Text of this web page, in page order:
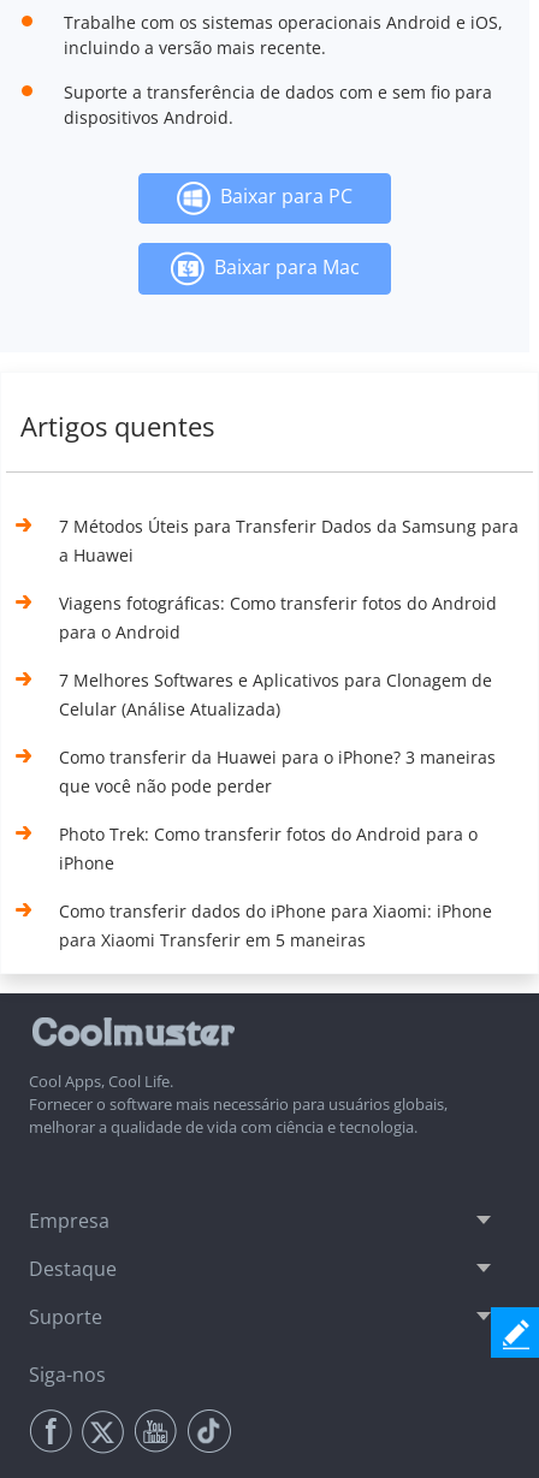
Trabalhe com os sistemas operacionais Android e iOS,
incluindo a versão mais recente.
Suporte a transferência de dados com e sem fio para
dispositivos Android.
Baixar para PC
Baixar para Mac
Artigos quentes
7 Métodos Úteis para Transferir Dados da Samsung para
a Huawei
Viagens fotográficas: Como transferir fotos do Android
para o Android
7 Melhores Softwares e Aplicativos para Clonagem de
Celular (Análise Atualizada)
Como transferir da Huawei para o iPhone? 3 maneiras
que você não pode perder
Photo Trek: Como transferir fotos do Android para o
iPhone
Como transferir dados do iPhone para Xiaomi: iPhone
para Xiaomi Transferir em 5 maneiras
Cool Apps, Cool Life.
Fornecer o software mais necessário para usuários globais,
melhorar a qualidade de vida com ciência e tecnologia.
Empresa
Destaque
Suporte
Siga-nos